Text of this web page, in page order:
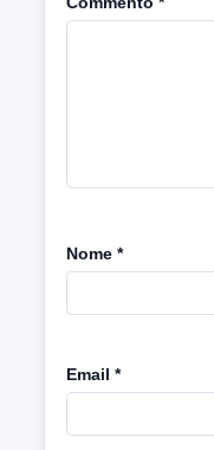
Nome *
Email *